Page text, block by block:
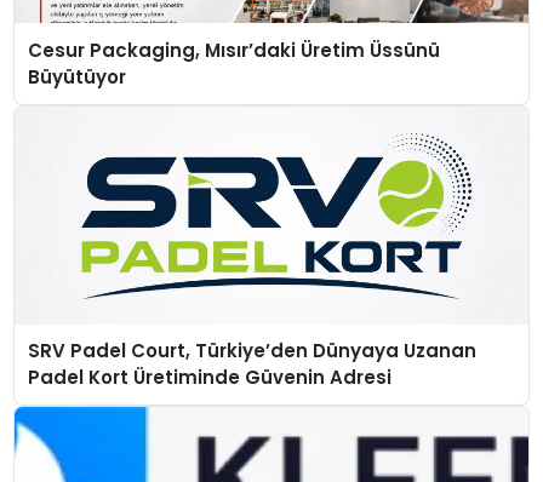
Cesur Packaging, Mısır’daki Üretim Üssünü
Büyütüyor
SRV Padel Court, Türkiye’den Dünyaya Uzanan
Padel Kort Üretiminde Güvenin Adresi